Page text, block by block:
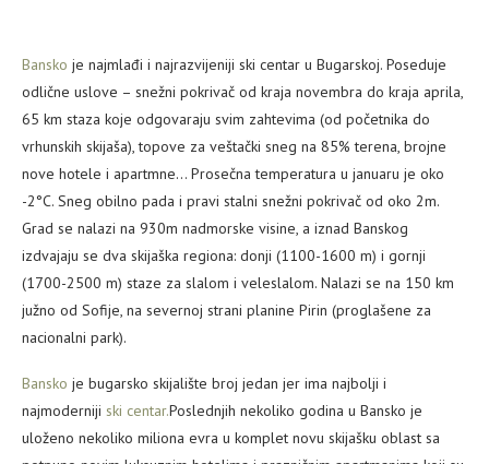
Bansko je najmlađi i najrazvijeniji ski centar u Bugarskoj. Poseduje
odlične uslove – snežni pokrivač od kraja novembra do kraja aprila,
65 km staza koje odgovaraju svim zahtevima (od početnika do
vrhunskih skijaša), topove za veštački sneg na 85% terena, brojne
nove hotele i apartmne… Prosečna temperatura u januaru je oko
-2°C. Sneg obilno pada i pravi stalni snežni pokrivač od oko 2m.
Grad se nalazi na 930m nadmorske visine, a iznad Banskog
izdvajaju se dva skijaška regiona: donji (1100-1600 m) i gornji
(1700-2500 m) staze za slalom i veleslalom. Nalazi se na 150 km
južno od Sofije, na severnoj strani planine Pirin (proglašene za
nacionalni park).
Bansko je bugarsko skijalište broj jedan jer ima najbolji i
najmoderniji ski centar.Poslednjih nekoliko godina u Bansko je
uloženo nekoliko miliona evra u komplet novu skijašku oblast sa